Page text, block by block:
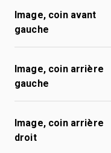
Image, coin avant
gauche
Image, coin arrière
gauche
Image, coin arrière
droit